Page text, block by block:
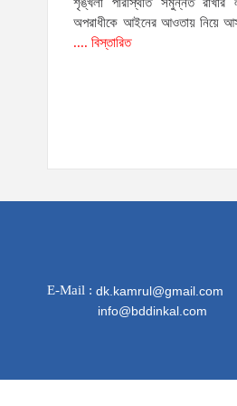
অপরাধীকে আইনের আওতায় নিয়ে
.... বিস্তারিত
E-Mail : dk.kamrul@gmail.com
info@bddinkal.com